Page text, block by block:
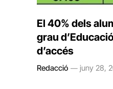
El 40% dels
grau
d’accés
Redacció juny 28,